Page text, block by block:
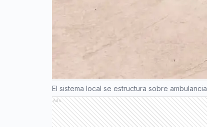
El sistema local se estructura sobre
Ads